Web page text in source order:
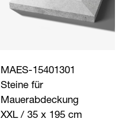
MAES-15401301
Steine für
Mauerabdeckung
XXL / 35 x 195 cm